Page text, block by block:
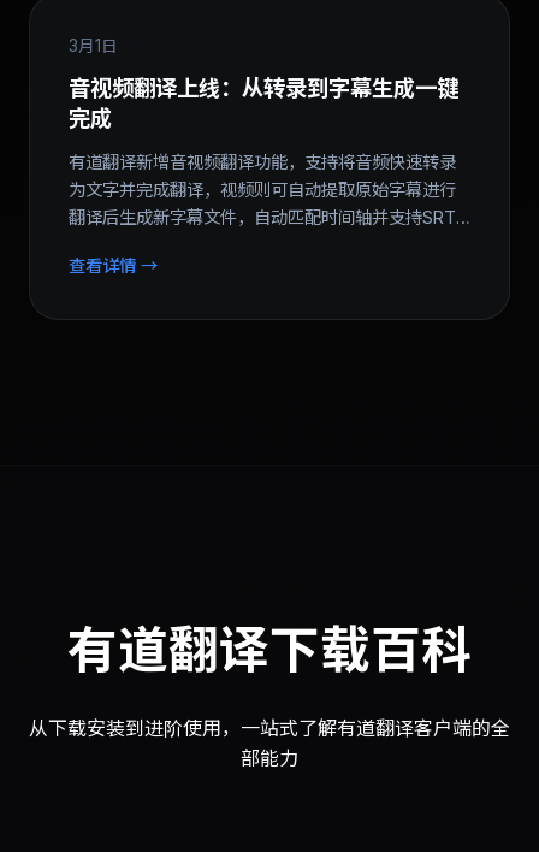
3月1日
音视频翻译上线：从转录到字幕生成一键
完成
有道翻译新增音视频翻译功能，支持将音频快速转录
为文字并完成翻译，视频则可自动提取原始字幕进行
翻译后生成新字幕文件，自动匹配时间轴并支持SRT
查看详情 →
有道翻译下载百科
从下载安装到进阶使用，一站式了解有道翻译客户端的全
部能力